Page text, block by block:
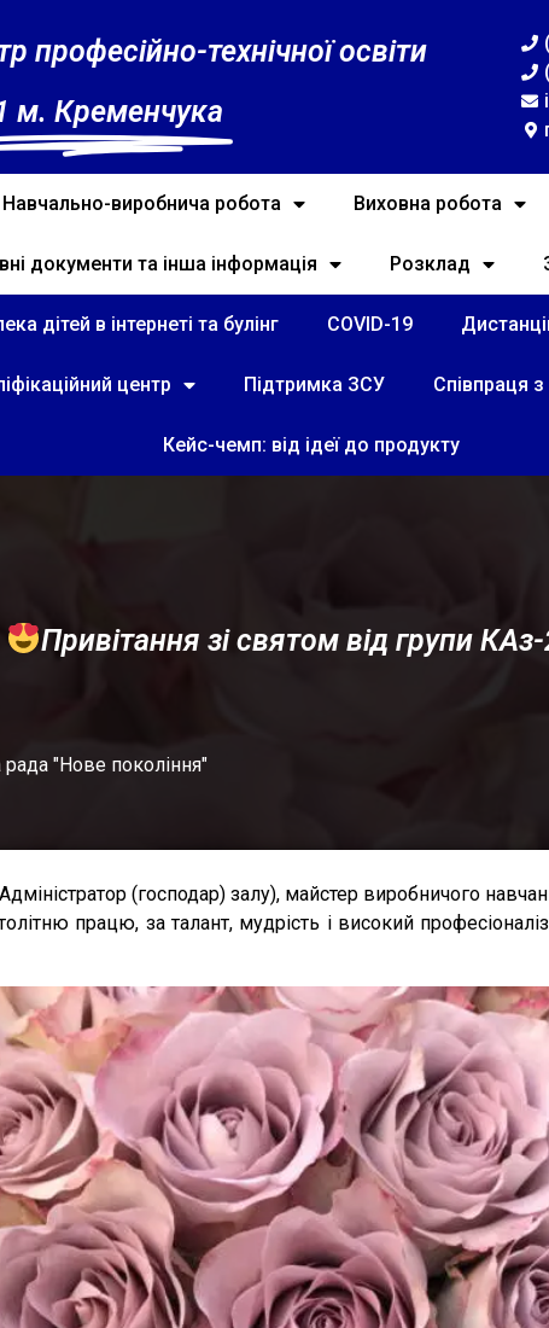
професійно-технічної освіти
м. Кременчука
Навчально-виробнича робота Виховна робота
документи та інша інформація Розклад
дітей в інтернеті та булінг COVID-19
центр Підтримка ЗСУ Співпраця
Кейс-чемп: від ідеї до продукту
Привітання зі святом від групи
рада "Нове покоління"
(господар) залу), майстер виробничого
працю, за талант, мудрість і високий